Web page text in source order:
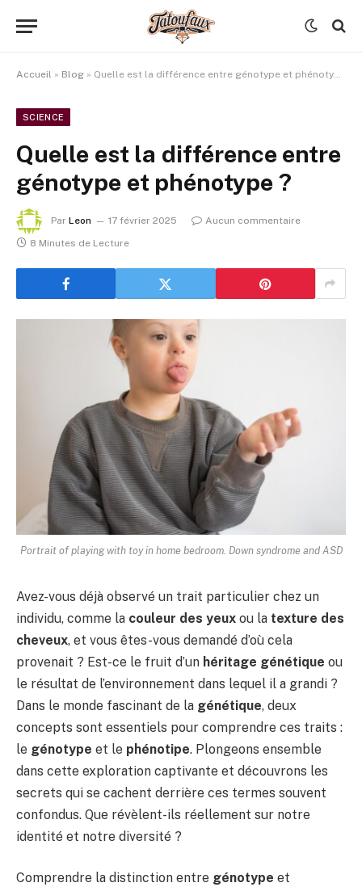
Accueil » Blog » Quelle est la différence entre génotype et phénotype ?
SCIENCE
Quelle est la différence entre
génotype et phénotype ?
Par Leon 17 février 2025
Aucun commentaire
8 Minutes de Lecture
Portrait of playing with toy in home bedroom. Down syndrome and ASD
Avez-vous déjà observé un trait particulier chez un
individu, comme la couleur des yeux ou la texture des
cheveux, et vous êtes-vous demandé d’où cela
provenait ? Est-ce le fruit d’un héritage génétique ou
le résultat de l’environnement dans lequel il a grandi ?
Dans le monde fascinant de la génétique, deux
concepts sont essentiels pour comprendre ces traits :
le génotype et le phénotipe. Plongeons ensemble
dans cette exploration captivante et découvrons les
secrets qui se cachent derrière ces termes souvent
confondus. Que révèlent-ils réellement sur notre
identité et notre diversité ?
Comprendre la distinction entre génotype et